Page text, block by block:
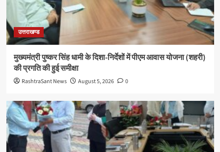
उत्तराखण्ड
मुख्यमंत्री पुष्कर सिंह धामी के दिशा-निर्देशों में पीएम आवास योजना (शहरी)
की प्रगति की हुई समीक्षा
RashtraSant News August 5, 2026 0